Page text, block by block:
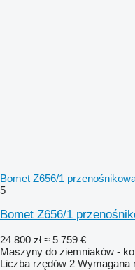
Bomet Z656/1
5
Bomet Z656/1
24 800 zł ≈ 5 759 €
Maszyny do ziemniaków -
Liczba rzędów 2 Wymagana